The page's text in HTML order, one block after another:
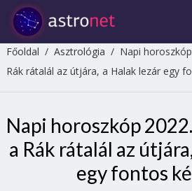
Főoldal / Asztrológia / Napi
Rák rátalál az útjára, a Halak lezár egy
Napi horoszkóp
a Rák rátalál az
egy fontos